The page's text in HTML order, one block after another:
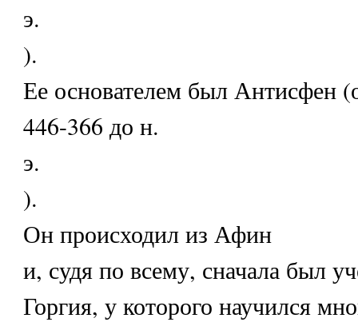
э.
).
Ее основателем был Антисфен
446-366 до н.
э.
).
Он происходил из Афин
и, судя по всему, сначала был
Горгия, у которого научился